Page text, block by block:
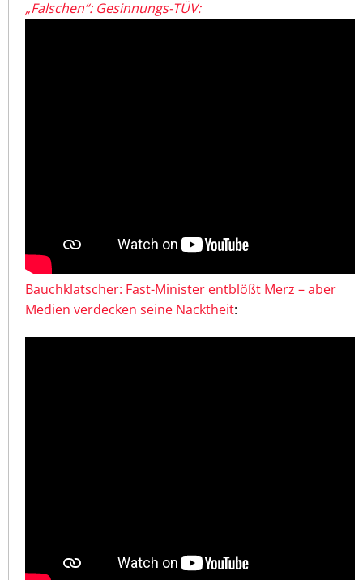
„Falschen“: Gesinnungs-TÜV:
Bauchklatscher: Fast-Minister entblößt Merz – aber
Medien verdecken seine Nacktheit: